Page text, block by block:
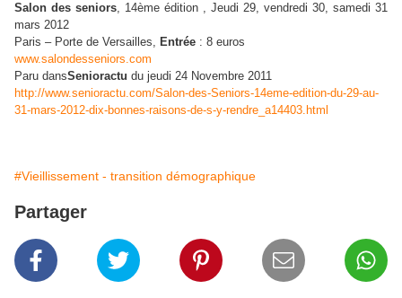
Salon des seniors, 14ème édition , Jeudi 29, vendredi 30, samedi 31
mars 2012
Paris – Porte de Versailles, Entrée : 8 euros
www.salondesseniors.com
Paru dansSenioractu du jeudi 24 Novembre 2011
http://www.senioractu.com/Salon-des-Seniors-14eme-edition-du-29-au-
31-mars-2012-dix-bonnes-raisons-de-s-y-rendre_a14403.html
#Vieillissement - transition démographique
Partager